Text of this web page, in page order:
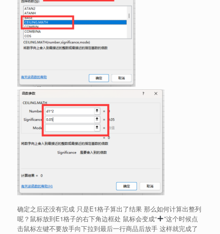
确定之后还没有完成 只是E1格子算出了结果 那么如何计算出整列
呢？鼠标放到E1格子的右下角边框处 鼠标会变成“
”这个时候点
击鼠标左键不要放手向下拉到最后一行商品后放手 这样就完成了